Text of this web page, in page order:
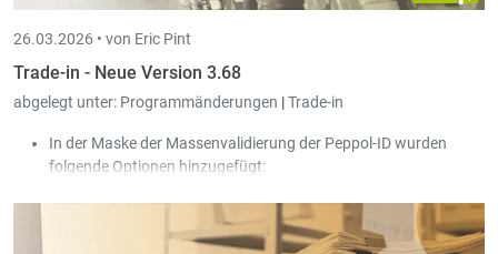
26.03.2026 • von Eric Pint
Trade-in - Neue Version 3.68
abgelegt unter: Programmänderungen |Trade-in
In der Maske der Massenvalidierung der Peppol-ID wurden
folgende Optionen hinzugefügt:
Einstellungen bei bereits bestehenden Peppol-Kunden